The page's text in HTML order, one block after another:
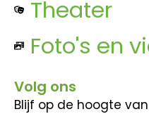
Theater
Foto's en
Volg ons
Blijf op de hoogte